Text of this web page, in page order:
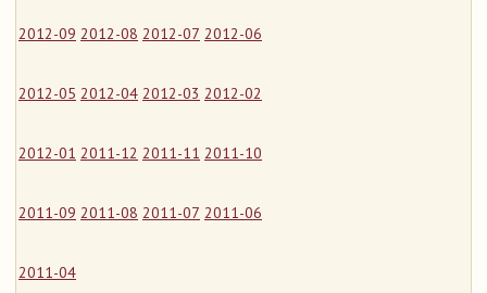
2012-09 2012-08 2012-07 2012-06
2012-05 2012-04 2012-03 2012-02
2012-01 2011-12 2011-11 2011-10
2011-09 2011-08 2011-07 2011-06
2011-04